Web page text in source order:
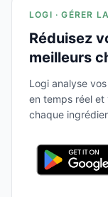
LOGI · GÉRER
Réduisez
meilleurs
Logi analyse
en temps réel
chaque